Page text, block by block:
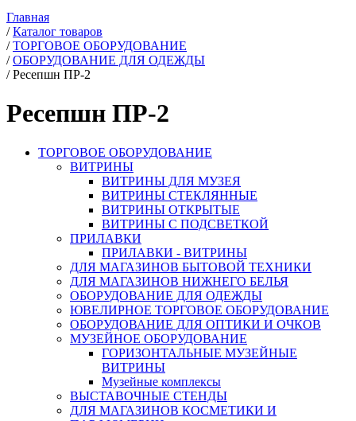
Главная
/ Каталог товаров
/ ТОРГОВОЕ ОБОРУДОВАНИЕ
/ ОБОРУДОВАНИЕ ДЛЯ ОДЕЖДЫ
/ Ресепшн ПР-2
Ресепшн ПР-2
ТОРГОВОЕ ОБОРУДОВАНИЕ
ВИТРИНЫ
ВИТРИНЫ ДЛЯ МУЗЕЯ
ВИТРИНЫ СТЕКЛЯННЫЕ
ВИТРИНЫ ОТКРЫТЫЕ
ВИТРИНЫ С ПОДСВЕТКОЙ
ПРИЛАВКИ
ПРИЛАВКИ - ВИТРИНЫ
ДЛЯ МАГАЗИНОВ БЫТОВОЙ ТЕХНИКИ
ДЛЯ МАГАЗИНОВ НИЖНЕГО БЕЛЬЯ
ОБОРУДОВАНИЕ ДЛЯ ОДЕЖДЫ
ЮВЕЛИРНОЕ ТОРГОВОЕ ОБОРУДОВАНИЕ
ОБОРУДОВАНИЕ ДЛЯ ОПТИКИ И ОЧКОВ
МУЗЕЙНОЕ ОБОРУДОВАНИЕ
ГОРИЗОНТАЛЬНЫЕ МУЗЕЙНЫЕ
ВИТРИНЫ
Музейные комплексы
ВЫСТАВОЧНЫЕ СТЕНДЫ
ДЛЯ МАГАЗИНОВ КОСМЕТИКИ И